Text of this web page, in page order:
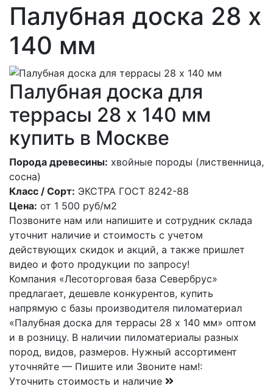
Палубная доска 28 х
140 мм
Палубная доска для
террасы 28 х 140 мм
купить в Москве
Порода древесины: хвойные породы (лиственница,
сосна)
Класс / Сорт: ЭКСТРА ГОСТ 8242-88
Цена: от 1 500 руб/м2
Позвоните нам или напишите и сотрудник склада
уточнит наличие и стоимость с учетом
действующих скидок и акций, а также пришлет
видео и фото продукции по запросу!
Компания «Лесоторговая база Севербрус»
предлагает, дешевле конкурентов, купить
напрямую с базы производителя пиломатериал
«Палубная доска для террасы 28 х 140 мм» оптом
и в розницу. В наличии пиломатериалы разных
пород, видов, размеров. Нужный ассортимент
уточняйте — Пишите или Звоните нам!:
Уточнить стоимость и наличие